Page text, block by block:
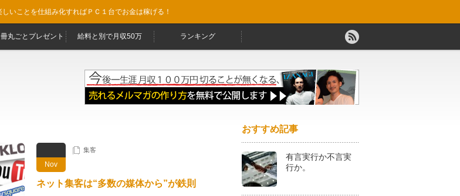
いことを仕組み化すればＰＣ１台でお金は稼げる！
丸ごとプレゼント 給料と別で月収50万 ランキング
Nov
集客
ネット集客は“多数の媒体から”が鉄則
おすすめ記事
有言実行か不言実
行か。